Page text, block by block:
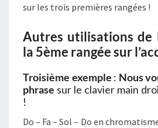
sur les trois premières rangées !
Autres utilisations de
la 5ème rangée sur
Troisième exemple : Nous
phrase sur le clavier main
!
Do – Fa – Sol – Do en